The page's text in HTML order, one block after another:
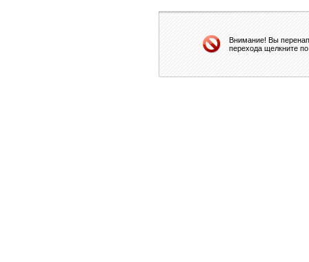
Внимание! Вы
перехода щелкните